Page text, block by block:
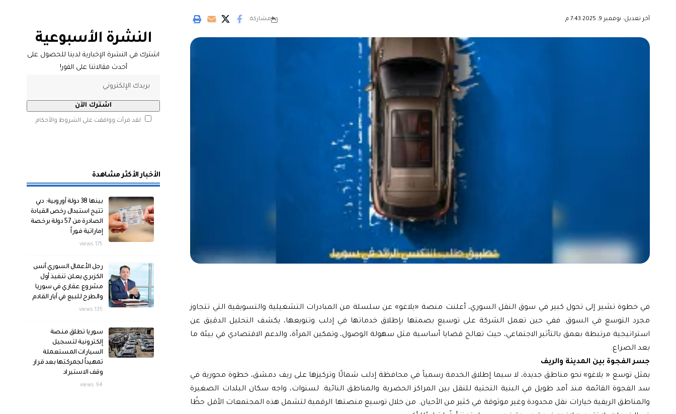
آخر تعديل: نوفمبر 9, 2025 7:43 م مشاركة
في خطوة تشير إلى تحول كبير في سوق النقل السوري، أعلنت منصة «يلاغو» عن سلسلة من المبادرات التشغيلية والتسويقية التي تتجاوز
مجرد التوسع في السوق. ففي حين تعمل الشركة على توسيع بصمتها بإطلاق خدماتها في إدلب وتنويعها، يكشف التحليل الدقيق عن
استراتيجية مرتبطة بعمق بالتأثير الاجتماعي، حيث تعالج قضايا أساسية مثل سهولة الوصول، وتمكين المرأة، والدعم الاقتصادي في بيئة ما
بعد الصراع.
جسر الفجوة بين المدينة والريف
يمثل توسع « يلاغو» نحو مناطق جديدة، لا سيما إطلاق الخدمة رسمياً في محافظة إدلب شمالًا وتركيزها على ريف دمشق، خطوة محورية في
سد الفجوة القائمة منذ أمد طويل في البنية التحتية للنقل بين المراكز الحضرية والمناطق النائية. لسنوات، واجه سكان البلدات الصغيرة
والمناطق الريفية خيارات نقل محدودة وغير موثوقة في كثير من الأحيان. من خلال توسيع منصتها الرقمية لتشمل هذه المجتمعات الأقل حظًا
النشرة الأسبوعية
اشترك في النشرة الإخبارية لدينا للحصول على
أحدث مقالاتنا على الفور!
لقد قرأت ووافقت على الشروط والأحكام
الأخبار الأكثر مشاهدة
بينها 38 دولة أوروبية: دبي
تتيح استبدال رخص القيادة
الصادرة من 57 دولة برخصة
إماراتية فوراً
175 views
رجل الأعمال السوري أنس
الكزبري يعلن تنفيذ أول
مشروع عقاري في سوريا
والطرح للبيع في آيار القادم
135 views
سوريا تطلق منصة
إلكترونية لتسجيل
السيارات المستعملة
تمهيداً لجمركتها بعد قرار
وقف الاستيراد
94 views